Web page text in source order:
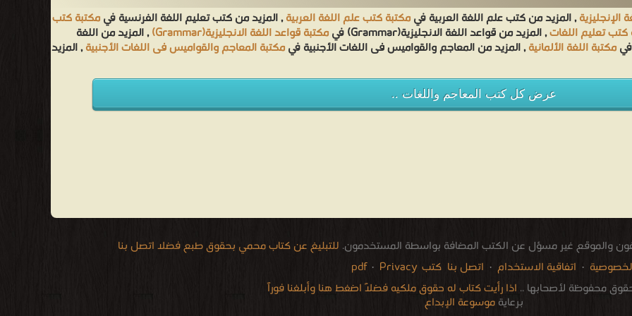
, المزيد من كتب علم اللغة العربية فيمكتبة كتب علم اللغة العربية, المزيد من كتب تعليم اللغة الفرنسية فيمكتبة كتب
كتب تعليم اللغات, المزيد من قواعد اللغة الانجليزية(Grammar) في مكتبة قواعد اللغة الانجليزية(Grammar) , المزيد من اللغة
مكتبة اللغة الألمانية, المزيد من المعاجم والقواميس فى اللغات الأجنبية فيمكتبة المعاجم والقواميس فى اللغات الأجنبية, المزيد
عرض كل كتب المعاجم واللغات ..
والموقع غير مسؤل عن الكتب المضافة بواسطة المستخدمون. للتبليغ عن كتاب محمي بحقوق طبع فضلا اتصل بنا
· اتفاقية الاستخدام · اتصل بنا كتب pdf · Privacy
محفوظة لأصحابها .. اذا رأيت كتاب له حقوق ملكيه فضلاً اضغط هنا وأبلغنا فوراً
برعايةموسوعة الإبداع